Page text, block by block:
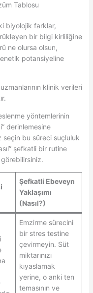
Tablosu
biyolojik farklar,
bir bilgi kirliliğine
ne olursa olsun,
potansiyeline
klinik verileri
yöntemlerinin
derinlemesine
seçin bu süreci suçluluk
şefkatli bir rutine
Şefkatli Ebeveyn
Yaklaşımı
(Nasıl?)
Emzirme sürecini
bir stres testine
çevirmeyin. Süt
miktarınızı
kıyaslamak
yerine, o anki ten
temasının ve